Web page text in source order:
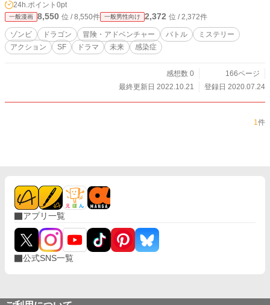
24h.ポイント 0pt
一般漫画 8,550 位 / 8,550件 一般男性向け 2,372 位 / 2,372件
ゾンビ ドラゴン 冒険・アドベンチャー バトル
ミステリー
アクション
SF ドラマ 未来 感染症
感想数 0
166ページ
最終更新日 2022.10.21
登録日 2020.07.24
1件
アプリ一覧
公式SNS一覧